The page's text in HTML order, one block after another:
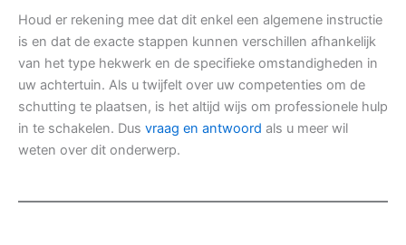
Houd er rekening mee dat dit enkel een algemene instructie
is en dat de exacte stappen kunnen verschillen afhankelijk
van het type hekwerk en de specifieke omstandigheden in
uw achtertuin. Als u twijfelt over uw competenties om de
schutting te plaatsen, is het altijd wijs om professionele hulp
in te schakelen. Dus vraag en antwoord als u meer wil
weten over dit onderwerp.